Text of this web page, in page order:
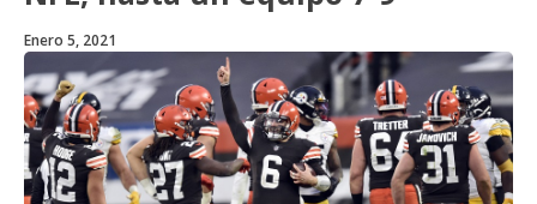
Enero 5, 2021